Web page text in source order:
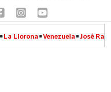
La Llorona Venezuela José